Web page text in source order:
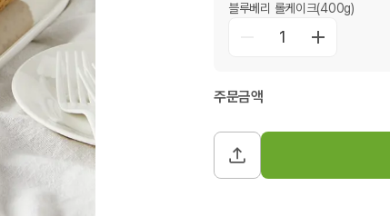
블루베리 롤케이크(400g)
1
주문금액